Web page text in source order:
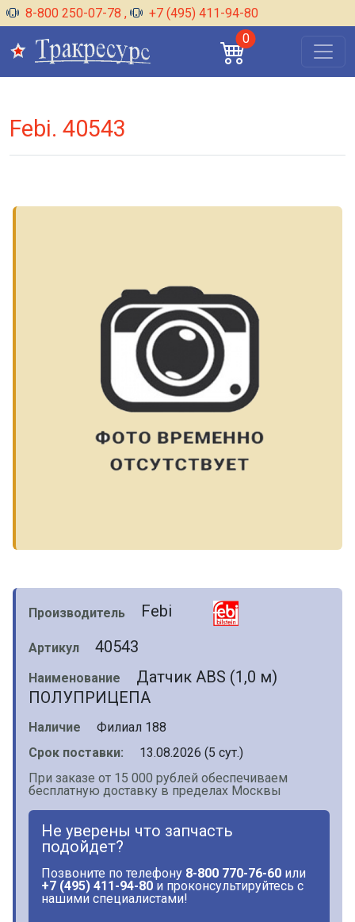
8-800 250-07-78 ,
+7 (495) 411-94-80
0
Febi. 40543
Производитель Febi
Артикул 40543
Наименование
Датчик ABS (1,0 м)
ПОЛУПРИЦЕПА
Наличие
Филиал 188
Срок поставки:
13.08.2026 (5 сут.)
При заказе от 15 000 рублей обеспечиваем
бесплатную доставку в пределах Москвы
Не уверены что запчасть
подойдет?
Позвоните по телефону 8-800 770-76-60 или
+7 (495) 411-94-80 и проконсультируйтесь с
нашими специалистами!